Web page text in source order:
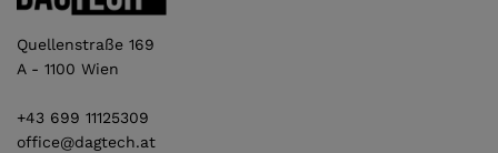
Quellenstraße 169
A - 1100 Wien
+43 699 11125309
office@dagtech.at